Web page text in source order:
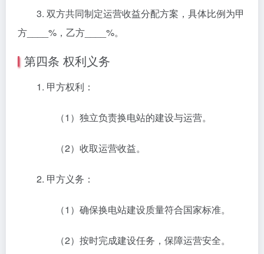
3. 双方共同制定运营收益分配方案，具体比例为甲
方____%，乙方____%。
第四条 权利义务
1. 甲方权利：
（1）独立负责换电站的建设与运营。
（2）收取运营收益。
2. 甲方义务：
（1）确保换电站建设质量符合国家标准。
（2）按时完成建设任务，保障运营安全。